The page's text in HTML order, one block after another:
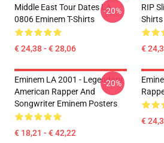
Middle East Tour Dates LA
0806 Eminem T-Shirts
€ 24,38 - € 28,06
-20%
RIP
Shirts
€
Eminem LA 2001 - Legendary
American Rapper And
Songwriter Eminem Posters
€ 18,21 - € 42,22
-20%
€